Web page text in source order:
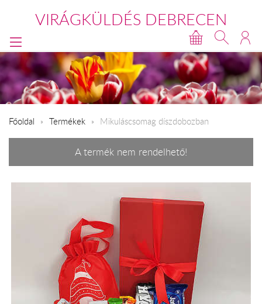
VIRÁGKÜLDÉS DEBRECEN
Főoldal Termékek Mikuláscsomag díszdobozban
A termék nem rendelhető!